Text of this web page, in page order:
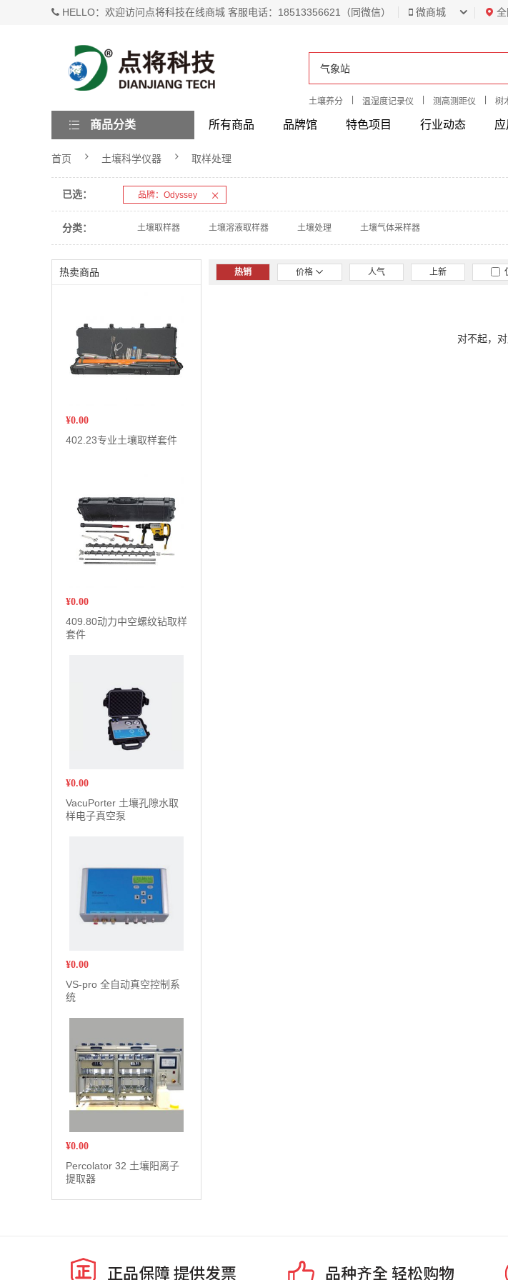
HELLO：欢迎访问点将科技在线商城 客服电话：18513356621（同微信） 微商城 全
土壤养分 温湿度记录仪 测高测距仪 树
所有商品 品牌馆 特色项目 行业动态 应
商品分类
首页 土壤科学仪器 取样处理
已选： 品牌：Odyssey
分类： 土壤取样器 土壤溶液取样器 土壤处理 土壤气体采样器
热卖商品
¥0.00
402.23专业土壤取样套件
¥0.00
409.80动力中空螺纹钻取样
套件
¥0.00
VacuPorter 土壤孔隙水取
样电子真空泵
¥0.00
VS-pro 全自动真空控制系
统
¥0.00
Percolator 32 土壤阳离子
提取器
热销 价格 人气 上新
对不起，